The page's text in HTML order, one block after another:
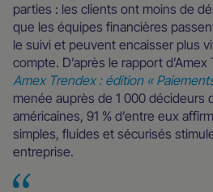
parties : les clients ont moins de
que les équipes financières
le suivi et peuvent encaisser plus
compte. D’après le rapport
Amex Trendex : édition «
menée auprès de 1 000 décideurs
américaines, 91 % d’entre eux
simples, fluides et sécurisés
entreprise.